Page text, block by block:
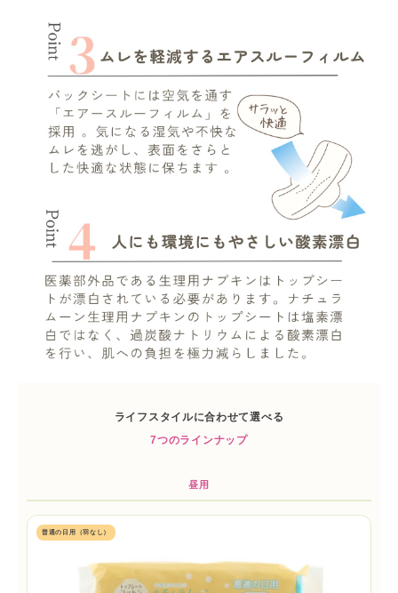
ライフスタイルに合わせて選べる
7つのラインナップ
昼用
普通の日用（羽なし）